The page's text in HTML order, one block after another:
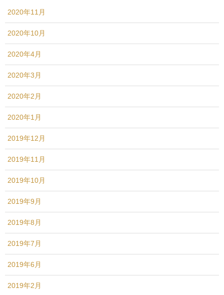
2020年11月
2020年10月
2020年4月
2020年3月
2020年2月
2020年1月
2019年12月
2019年11月
2019年10月
2019年9月
2019年8月
2019年7月
2019年6月
2019年2月